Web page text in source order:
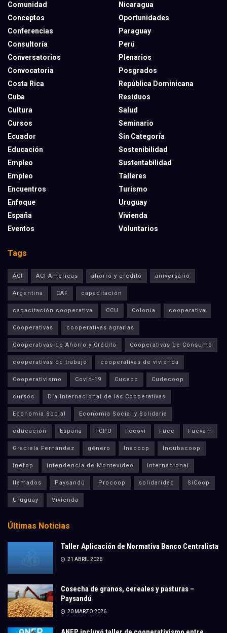
Comunidad
Conceptos
Conferencias
Consultoría
Conversatorios
Convocatoria
Costa Rica
Cuba
Cultura
Cursos
Ecuador
Educación
Empleo
Empleo
Encuentros
Enfoque
España
Eventos
Nicaragua
Oportunidades
Paraguay
Perú
Plenarios
Posgrados
República Dominicana
Residuos
Salud
Seminario
Sin Categoría
Sostenibilidad
Sustentabilidad
Talleres
Turismo
Uruguay
Vivienda
Voluntarios
Tags
ACI ACI Americas ahorro y crédito aniversario
Argentina CAF capacitación
capacitación cooperativa CCU Colonia cooperativa
Cooperativas cooperativas agrarias
Cooperativas de Ahorro y Crédito Cooperativas de Consumo
cooperativas de trabajo cooperativas de vivienda
Cooperativismo Covid-19 Cucacc Cudecoop
cursos Día Internacional de las Cooperativas
Economía Social Economía Social y Solidaria
educación España FCPU Fecovi Fucc Fucvam
Graciela Fernández género Inacoop Incubacoop
Inefop Intendencia de Montevideo Internacional
llamados Paysandú Procoop solidaridad SíCoop
Uruguay Vivienda
Últimas Noticias
Taller Aplicación de Normativa Banco Centralista
21 ABRIL 2026
Cosecha de granos, cereales y pasturas –
Paysandú
20 MARZO 2026